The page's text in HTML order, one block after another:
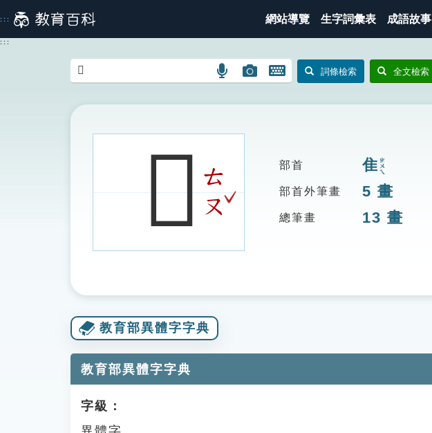
到
主
::: 網站導覽 生字詞彙表 成語故事
:::
語
搜
圖
圖
搜
開
鍵
詞條檢索 全文檢索
𨾨ㄊ
ㄡ
ˇ
部首 隹ㄓㄨㄟ
部首外筆畫 5 畫
總筆畫 13 畫
教育部異體字字典
教育部異體字字典
字級：